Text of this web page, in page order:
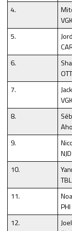
4.
5.
6.
OTT
7.
8.
9.
NJD
10.
TBL
11.
PHI
12.